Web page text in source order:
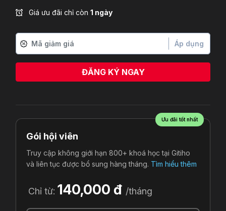
Giá ưu đãi chỉ còn 1 ngày
Áp dụng
ĐĂNG KÝ NGAY
Ưu đãi tốt nhất
Gói hội viên
Truy cập không giới hạn 800+ khoá học tại Gitiho
và liên tục được bổ sung hàng tháng. Tìm hiểu thêm
Chỉ từ: 140,000 đ /tháng